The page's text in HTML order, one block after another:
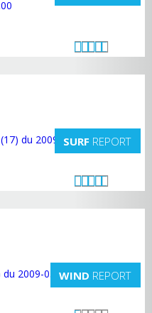
SURF REPORT
WIND REPORT